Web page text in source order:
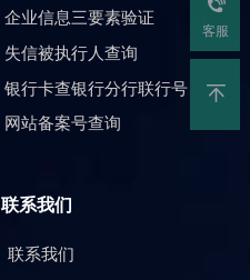
企业信息三要素验证
失信被执行人查询
银行卡查银行分行联行号
网站备案号查询
联系我们
联系我们
客服